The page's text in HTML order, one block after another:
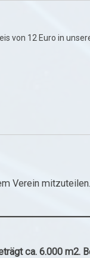
von 12 Euro in
Verein mitzuteilen.
ca. 6.000 m2.